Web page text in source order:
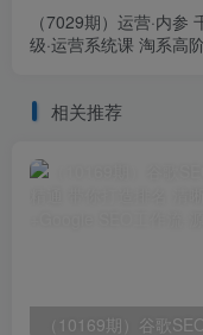
（7029期）运营·内参
级·运营系统课 淘系高
相关推荐